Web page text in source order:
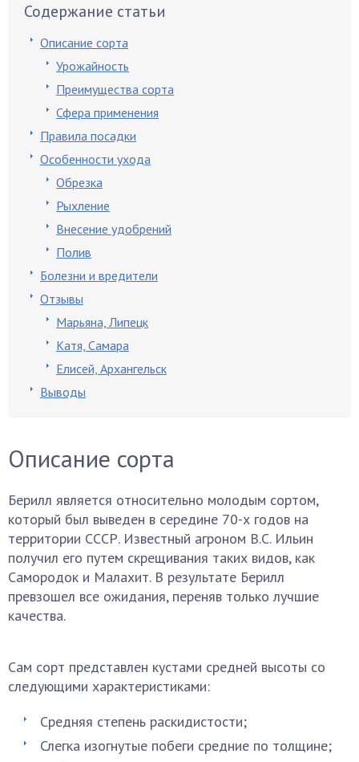
Содержание статьи
Описание сорта
Урожайность
Преимущества сорта
Сфера применения
Правила посадки
Особенности ухода
Обрезка
Рыхление
Внесение удобрений
Полив
Болезни и вредители
Отзывы
Марьяна, Липецк
Катя, Самара
Елисей, Архангельск
Выводы
Описание сорта
Берилл является относительно молодым сортом,
который был выведен в середине 70-х годов на
территории СССР. Известный агроном В.С. Ильин
получил его путем скрещивания таких видов, как
Самородок и Малахит. В результате Берилл
превзошел все ожидания, переняв только лучшие
качества.
Сам сорт представлен кустами средней высоты со
следующими характеристиками:
Средняя степень раскидистости;
Слегка изогнутые побеги средние по толщине;